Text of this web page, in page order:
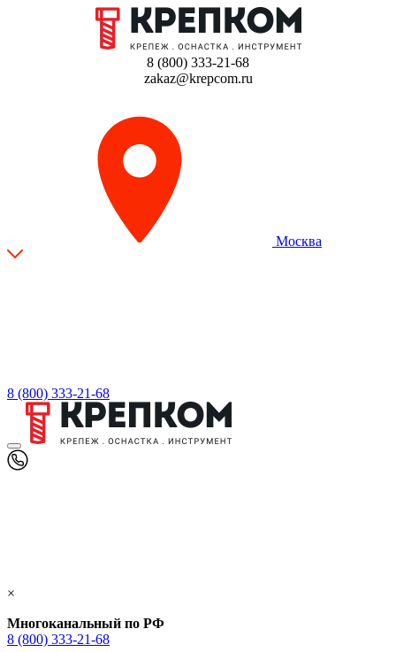
8 (800) 333-21-68
zakaz@krepcom.ru
Москва
8 (800) 333-21-68
×
Многоканальный по РФ
8 (800) 333‑21-68